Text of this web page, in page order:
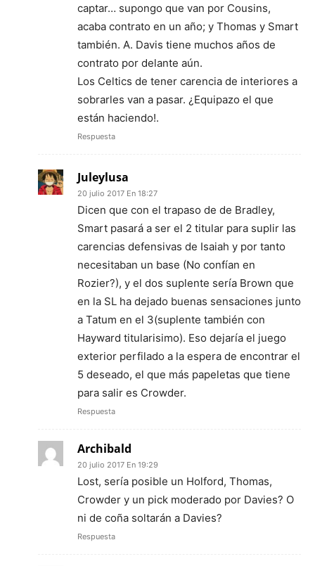
captar… supongo que van por Cousins,
acaba contrato en un año; y Thomas y Smart
también. A. Davis tiene muchos años de
contrato por delante aún.
Los Celtics de tener carencia de interiores a
sobrarles van a pasar. ¿Equipazo el que
están haciendo!.
Respuesta
Juleylusa
20 julio 2017 En 18:27
Dicen que con el trapaso de de Bradley,
Smart pasará a ser el 2 titular para suplir las
carencias defensivas de Isaiah y por tanto
necesitaban un base (No confían en
Rozier?), y el dos suplente sería Brown que
en la SL ha dejado buenas sensaciones junto
a Tatum en el 3(suplente también con
Hayward titularisimo). Eso dejaría el juego
exterior perfilado a la espera de encontrar el
5 deseado, el que más papeletas que tiene
para salir es Crowder.
Respuesta
Archibald
20 julio 2017 En 19:29
Lost, sería posible un Holford, Thomas,
Crowder y un pick moderado por Davies? O
ni de coña soltarán a Davies?
Respuesta